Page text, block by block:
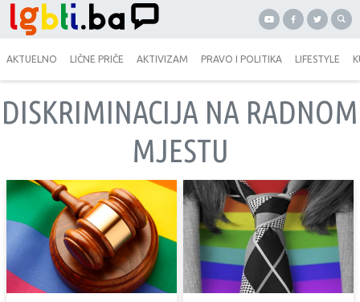
AKTUELNO LIČNE PRIČE AKTIVIZAM PRAVO I POLITIKA LIFESTYLE
DISKRIMINACIJA NA RADNOM
MJESTU